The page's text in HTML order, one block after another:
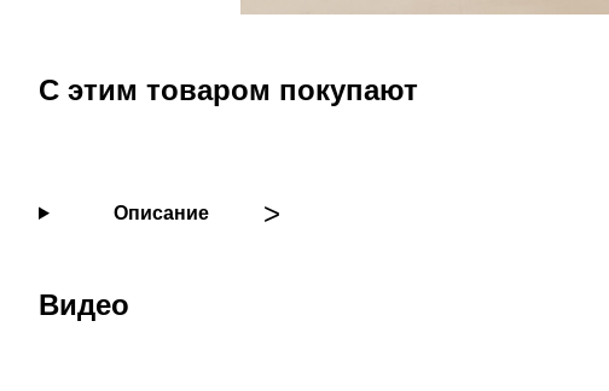
С этим товаром покупают
Описание
Видео